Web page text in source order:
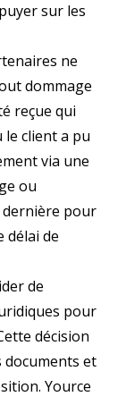
sur les
ne
dommage
reçue qui
le client a pu
via une
ou
pour
délai de
de
pour
décision
documents et
Yource